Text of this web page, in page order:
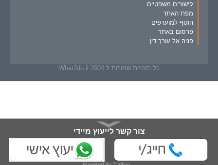
קישורים משפטיים
מפת האתר
הוסף למועדפים
פרסום באתר
פניה אל עורך דין
כל הזכויות שמורות ל What2do.il 2004
צור קשר לייעוץ מיידי